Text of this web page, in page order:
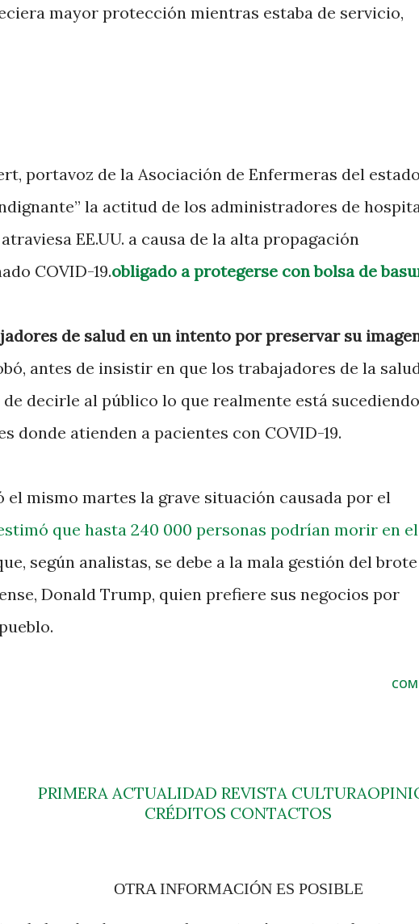
mayor protección mientras estaba de servicio,
portavoz de la Asociación de Enfermeras del
la actitud de los administradores de
EE.UU. a causa de la alta propagación
COVID-19.obligado a protegerse con bolsa de
de salud en un intento por preservar su
antes de insistir en que los trabajadores de la
decirle al público lo que realmente está sucediendo
donde atienden a pacientes con COVID-19.
el mismo martes la grave situación causada por el
que hasta 240 000 personas podrían morir en
según analistas, se debe a la mala gestión del
Donald Trump, quien prefiere sus negocios por
PRIMERA ACTUALIDAD REVISTA CULTURA
CRÉDITOS CONTACTOS
OTRA INFORMACIÓN ES POSIBLE